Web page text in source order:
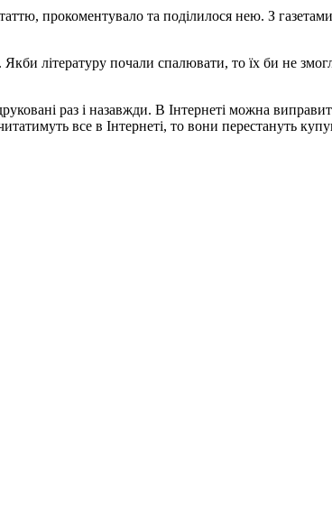
прокоментувало та поділилося нею. З
літературу почали спалювати, то їх би не
раз і назавжди. В Інтернеті можна
все в Інтернеті, то вони перестануть